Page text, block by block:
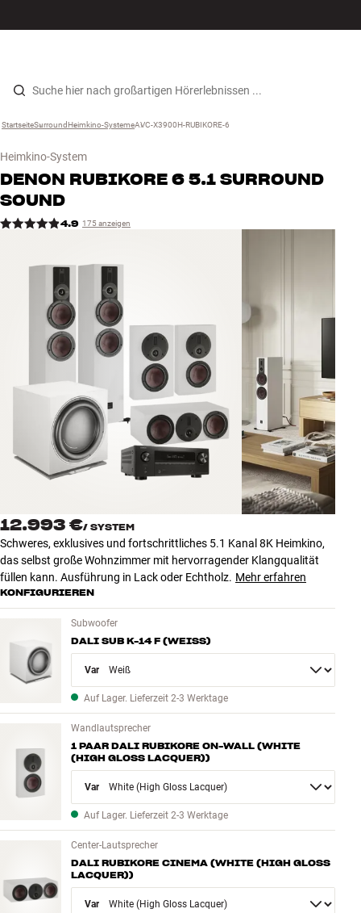
Zum Inhalt wechseln
Lautsprecher
Kopfhörer
Surround
Systeme
Kabel
INSPIRATION
MARKEN
ANGEBOTE
Store Finden
Kundendienst
Bauen mit Klang
Startseite ›
Surround ›
Heimkino-Systeme ›
AVC-X3900H-RUBIKORE-6
Heimkino-System
DENON RUBIKORE 6 5.1 SURROUND
SOUND
4.9 175 anzeigen
12.993 €/ SYSTEM
Schweres, exklusives und fortschrittliches 5.1 Kanal 8K Heimkino,
das selbst große Wohnzimmer mit hervorragender Klangqualität
füllen kann. Ausführung in Lack oder Echtholz. Mehr erfahren
KONFIGURIEREN
Subwoofer
DALI SUB K-14 F (WEISS)
Variant
Auf Lager. Lieferzeit 2-3 Werktage
Wandlautsprecher
1 PAAR DALI RUBIKORE ON-WALL (WHITE
(HIGH GLOSS LACQUER))
Variant
Auf Lager. Lieferzeit 2-3 Werktage
Center-Lautsprecher
DALI RUBIKORE CINEMA (WHITE (HIGH GLOSS
LACQUER))
Variant